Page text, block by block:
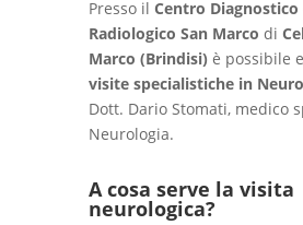
Presso il Centro Diagnostico
Radiologico San Marco di
Marco (Brindisi) è possibile
visite specialistiche in
Dott. Dario Stomati, medico
Neurologia.
A cosa serve la visita
neurologica?